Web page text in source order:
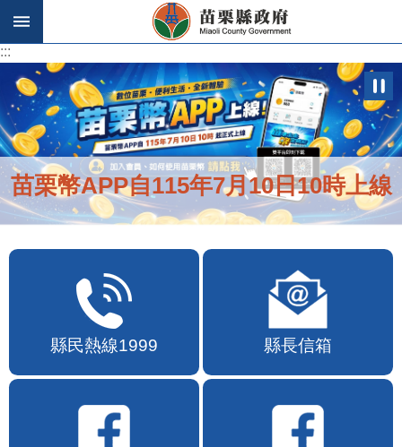
跳到主要內容區塊
:::
苗栗幣APP自115年7月10日10時上線
縣民熱線1999 縣長信箱